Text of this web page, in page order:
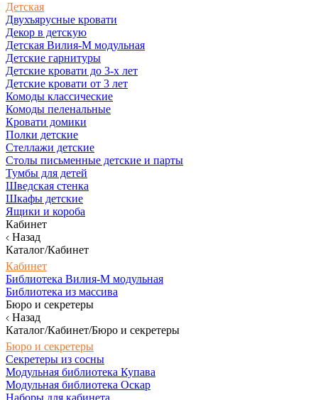
Детская
Двухъярусные кровати
Декор в детскую
Детская Вилия-М модульная
Детские гарнитуры
Детские кровати до 3-х лет
Детские кровати от 3 лет
Комоды классические
Комоды пеленальные
Кровати домики
Полки детские
Стеллажи детские
Столы письменные детские и парты
Тумбы для детей
Шведская стенка
Шкафы детские
Ящики и короба
Кабинет
Назад
Каталог/Кабинет
Кабинет
Библиотека Вилия-М модульная
Библиотека из массива
Бюро и секретеры
Назад
Каталог/Кабинет/Бюро и секретеры
Бюро и секретеры
Секретеры из сосны
Модульная библиотека Купава
Модульная библиотека Оскар
Наборы для кабинета